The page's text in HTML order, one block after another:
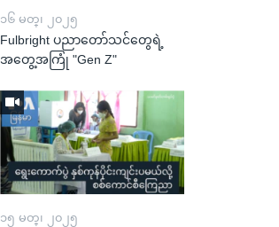
၁၆ မတ္၊ ၂၀၂၅
Fulbright ပညာတော်သင်တွေရဲ့
အတွေ့အကြုံ "Gen Z"
၁၅ မတ္၊ ၂၀၂၅